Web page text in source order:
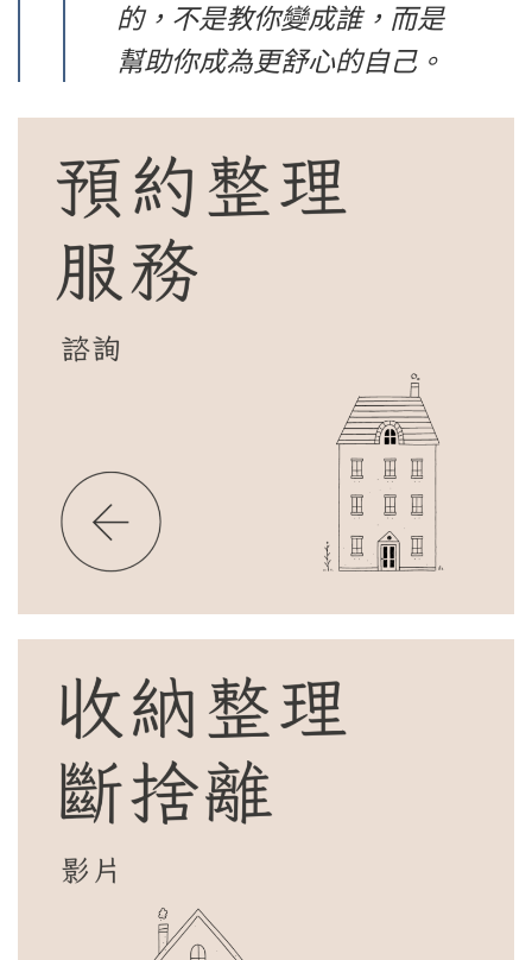
的，不是教你變成誰，而是
幫助你成為更舒心的自己。